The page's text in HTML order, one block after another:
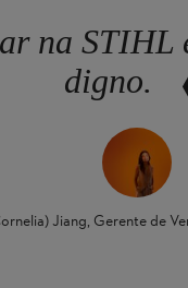
na
digno.
Jiang, Gerente de